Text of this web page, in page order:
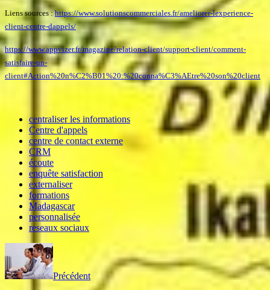
Liens sources :https://www.solutionscommerciales.fr/ameliorer-lexperience-
client-centre-dappels/
https://www.appvizer.fr/magazine/relation-client/support-client/comment-
satisfaire-un-
client#Action%20n%C2%B01%20:%20conna%C3%AEtre%20son%20client
centraliser les informations
Centre d'appels
centre de contact externe
CRM
écoute
enquête satisfaction
externaliser
formations
Madagascar
personnalisée
reseaux sociaux
Précédent